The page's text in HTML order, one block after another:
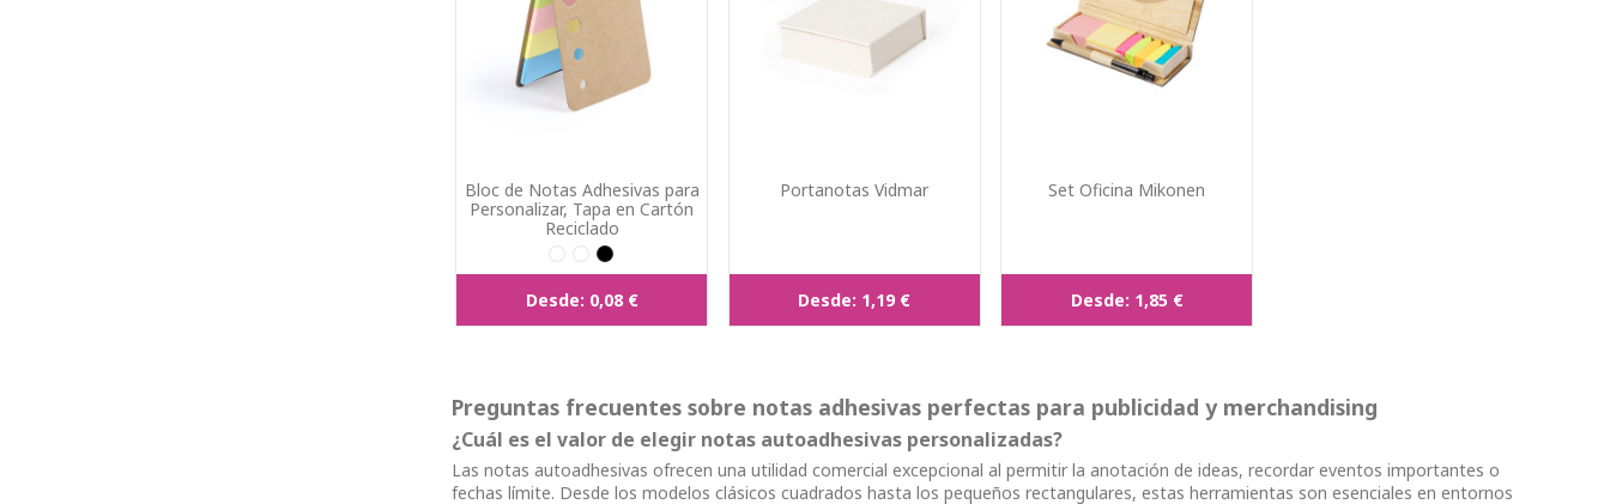
Bloc de Notas Adhesivas para
Personalizar, Tapa en Cartón
Reciclado
Desde: 0,08 €
Portanotas Vidmar
Desde: 1,19 €
Set Oficina Mikonen
Desde: 1,85 €
Preguntas frecuentes sobre notas adhesivas perfectas para publicidad y merchandising
¿Cuál es el valor de elegir notas autoadhesivas personalizadas?
Las notas autoadhesivas ofrecen una utilidad comercial excepcional al permitir la anotación de ideas, recordar eventos importantes o
fechas límite. Desde los modelos clásicos cuadrados hasta los pequeños rectangulares, estas herramientas son esenciales en entornos